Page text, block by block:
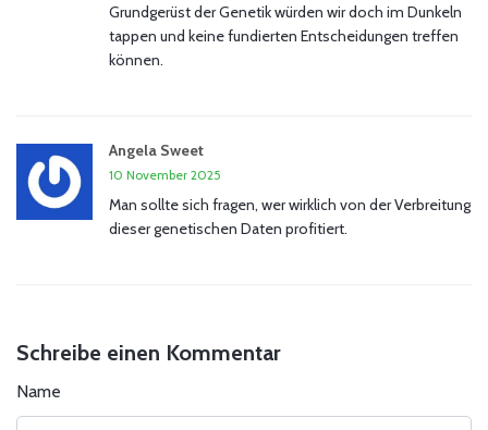
Grundgerüst der Genetik würden wir doch im Dunkeln
tappen und keine fundierten Entscheidungen treffen
können.
Angela Sweet
10 November 2025
Man sollte sich fragen, wer wirklich von der Verbreitung
dieser genetischen Daten profitiert.
Schreibe einen Kommentar
Name